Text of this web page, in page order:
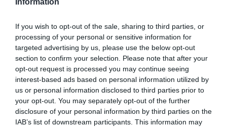
Information
If you wish to opt-out of the sale, sharing to third parties, or
processing of your personal or sensitive information for
targeted advertising by us, please use the below opt-out
section to confirm your selection. Please note that after your
opt-out request is processed you may continue seeing
interest-based ads based on personal information utilized by
us or personal information disclosed to third parties prior to
your opt-out. You may separately opt-out of the further
disclosure of your personal information by third parties on the
IAB’s list of downstream participants. This information may
LIBANON MIELŐBBI ELHAGYÁSÁRA KÉRI A
MAGYAR ÁLLAMPOLGÁROKAT A KONZULI
SZOLGÁLAT
írtaPolisor Bettina